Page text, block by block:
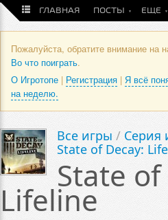
ГЛАВНАЯ ПОСТЫ ЕЩЕ
Пожалуйста, обратите внимание на
Во что поиграть.
О Игротопе | Регистрация | Я всё
на неделю.
Все игры / Серия
State of Decay:
State of
Lifeline